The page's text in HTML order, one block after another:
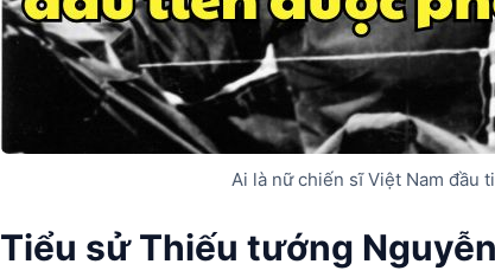
Ai là nữ chiến sĩ Việt Nam đầu
Tiểu sử Thiếu tướng